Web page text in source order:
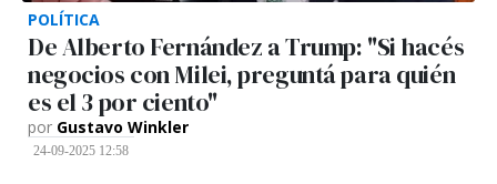
POLÍTICA
De Alberto Fernández a Trump: "Si hacés
negocios con Milei, preguntá para quién
es el 3 por ciento"
por Gustavo Winkler
24-09-2025 12:58